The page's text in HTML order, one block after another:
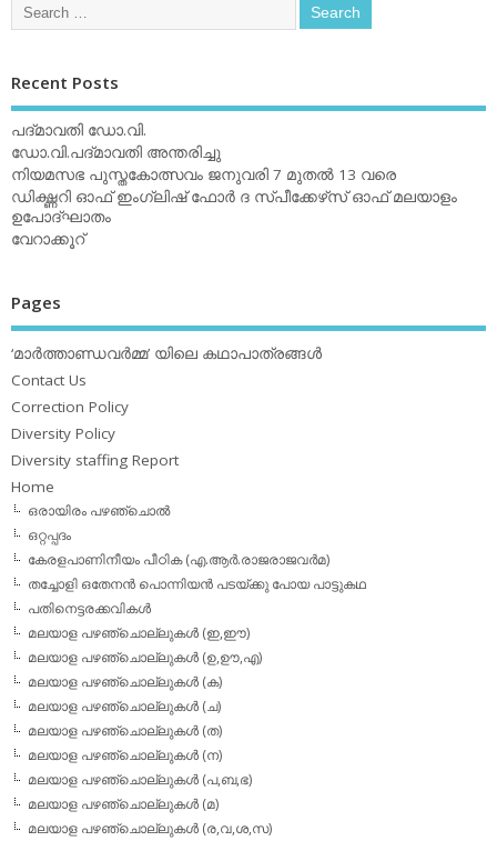
Recent Posts
പദ്മാവതി ഡോ.വി.
ഡോ.വി.പദ്മാവതി അന്തരിച്ചു
നിയമസഭ പുസ്തകോത്സവം ജനുവരി 7 മുതല്‍ 13 വരെ
ഡിക്ഷ്ണറി ഓഫ് ഇംഗ്ലിഷ് ഫോര്‍ ദ സ്പീക്കേഴ്‌സ് ഓഫ് മലയാളം
ഉപോദ്ഘാതം
വേറാക്കൂറ്
Pages
‘മാര്‍ത്താണ്ഡവര്‍മ്മ’ യിലെ കഥാപാത്രങ്ങള്‍
Contact Us
Correction Policy
Diversity Policy
Diversity staffing Report
Home
ഒരായിരം പഴഞ്ചൊല്‍
ഒറ്റപ്പദം
കേരളപാണിനീയം പീഠിക (എ.ആര്‍.രാജരാജവര്‍മ)
തച്ചോളി ഒതേനൻ പൊന്നിയൻ പടയ്‌ക്കു പോയ പാട്ടുകഥ
പതിനെട്ടരക്കവികള്‍
മലയാള പഴഞ്ചൊല്ലുകള്‍ (ഇ,ഈ)
മലയാള പഴഞ്ചൊല്ലുകള്‍ (ഉ,ഊ,എ)
മലയാള പഴഞ്ചൊല്ലുകള്‍ (ക)
മലയാള പഴഞ്ചൊല്ലുകള്‍ (ച)
മലയാള പഴഞ്ചൊല്ലുകള്‍ (ത)
മലയാള പഴഞ്ചൊല്ലുകള്‍ (ന)
മലയാള പഴഞ്ചൊല്ലുകള്‍ (പ,ബ,ഭ)
മലയാള പഴഞ്ചൊല്ലുകള്‍ (മ)
മലയാള പഴഞ്ചൊല്ലുകള്‍ (ര,വ,ശ,സ)